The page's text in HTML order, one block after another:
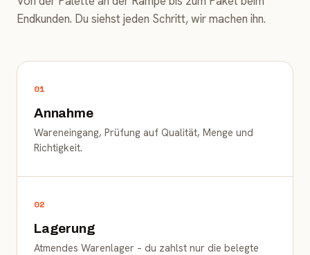
Endkunden. Du siehst jeden Schritt, wir machen ihn.
01
Annahme
Wareneingang, Prüfung auf Qualität, Menge und
Richtigkeit.
02
Lagerung
Atmendes Warenlager – du zahlst nur die belegte